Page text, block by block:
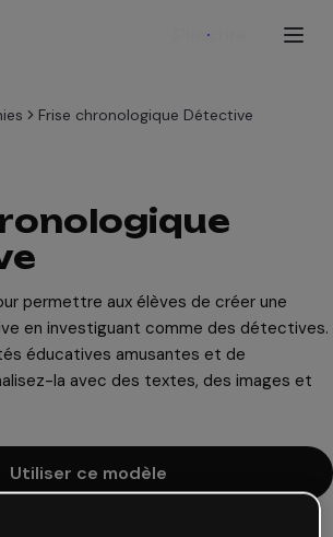
S'inscrire
Frise chronologique Détective
permettre aux élèves de créer une
en investiguant comme des détectives.
éducatives amusantes et de
la avec des textes, des images et
Utiliser ce modèle